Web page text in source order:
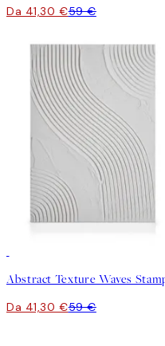
Da 41,30 €59 €
Da 41,30 €59 €